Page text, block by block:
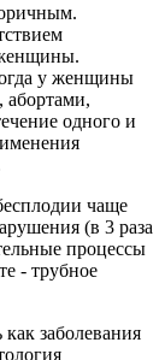
у женщины
абортами,
одного и
чаще
(в 3 раза
процессы
- трубное
заболевания